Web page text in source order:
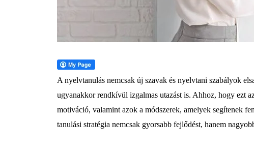
A nyelvtanulás nemcsak új szavak és nyelvtani szabályok
ugyanakkor rendkívül izgalmas utazást is. Ahhoz, hogy ezt
motiváció, valamint azok a módszerek, amelyek segítenek
tanulási stratégia nemcsak gyorsabb fejlődést, hanem